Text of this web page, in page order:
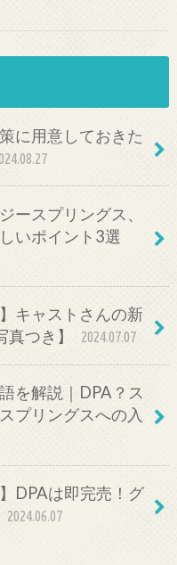
に用意しておきた
ースプリングス、
いポイント3選
キャストさんの新
つき】
2024.07.07
を解説｜DPA？ス
プリングスへの入
DPAは即完売！グ
2024.06.07